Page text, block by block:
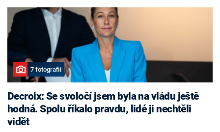
7 fotografií
Decroix: Se svoločí jsem byla na vládu ještě
hodná. Spolu říkalo pravdu, lidé ji nechtěli
vidět